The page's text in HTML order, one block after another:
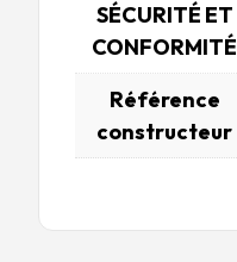
SÉCURITÉ ET
CONFORMITÉ
Référence
constructeur